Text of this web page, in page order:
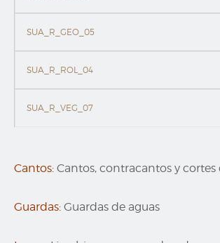
SUA_R_GEO_05
SUA_R_ROL_04
SUA_R_VEG_07
Cantos: Cantos, contracantos y cortes
Guardas: Guardas de aguas